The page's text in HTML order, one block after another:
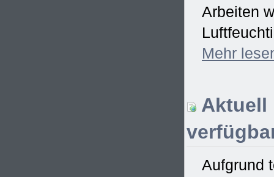
Arbeiten
Mehr
Aktuell
Aufgrund